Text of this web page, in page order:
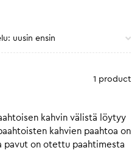
1 product
kahvin välistä löytyy
kahvien paahtoa on
pavut on otettu paahtimesta